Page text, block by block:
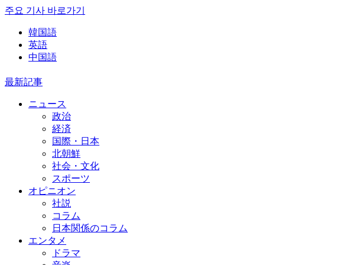
주요 기사 바로가기
韓国語
英語
中国語
最新記事
ニュース
政治
経済
国際・日本
北朝鮮
社会・文化
スポーツ
オピニオン
社説
コラム
日本関係のコラム
エンタメ
ドラマ